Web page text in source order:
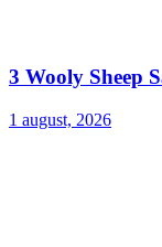
3 Wooly Sheep
1 august, 2026